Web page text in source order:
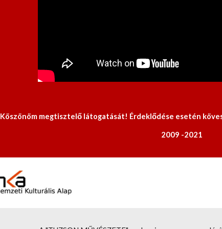
Köszönöm megtisztelő látogatását! Érdeklődése esetén
2009 -2021